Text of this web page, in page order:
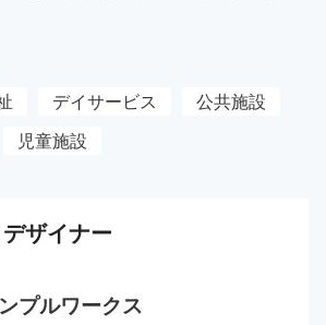
デイサービス
公共施設
児童施設
デザイナー
プルワークス